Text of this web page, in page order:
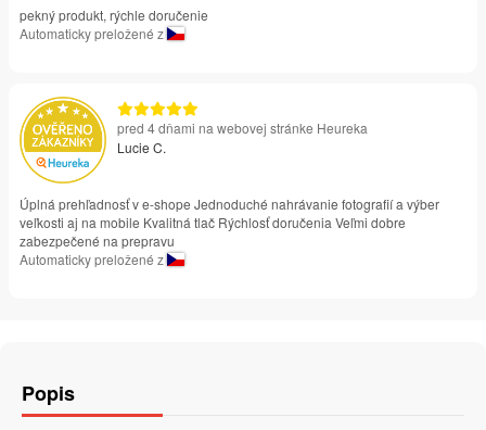
pekný produkt, rýchle doručenie
Automaticky preložené z
pred 4 dňami na webovej stránke Heureka
Lucie C.
Úplná prehľadnosť v e-shope Jednoduché nahrávanie fotografií a výber
veľkosti aj na mobile Kvalitná tlač Rýchlosť doručenia Veľmi dobre
zabezpečené na prepravu
Automaticky preložené z
Popis